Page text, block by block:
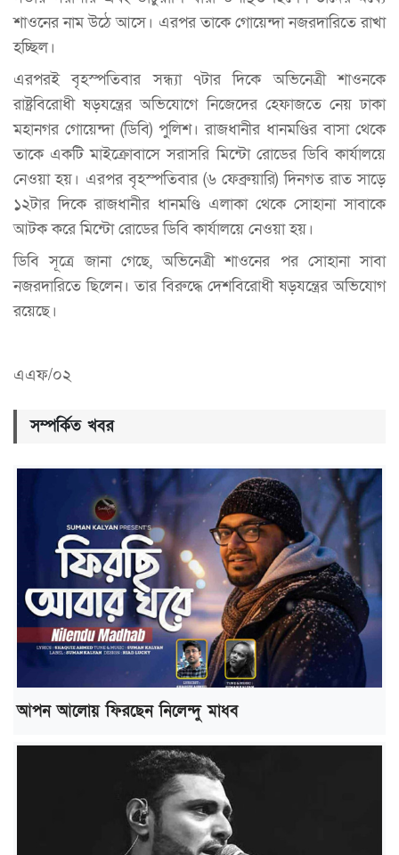
শাওনের নাম উঠে আসে। এরপর তাকে গোয়েন্দা নজরদারিতে রাখা
হচ্ছিল।
এরপরই বৃহস্পতিবার সন্ধ্যা ৭টার দিকে অভিনেত্রী শাওনকে
রাষ্ট্রবিরোধী ষড়যন্ত্রের অভিযোগে নিজেদের হেফাজতে নেয় ঢাকা
মহানগর গোয়েন্দা (ডিবি) পুলিশ। রাজধানীর ধানমণ্ডির বাসা থেকে
তাকে একটি মাইক্রোবাসে সরাসরি মিন্টো রোডের ডিবি কার্যালয়ে
নেওয়া হয়। এরপর বৃহস্পতিবার (৬ ফেব্রুয়ারি) দিনগত রাত সাড়ে
১২টার দিকে রাজধানীর ধানমণ্ডি এলাকা থেকে সোহানা সাবাকে
আটক করে মিন্টো রোডের ডিবি কার্যালয়ে নেওয়া হয়।
ডিবি সূত্রে জানা গেছে, অভিনেত্রী শাওনের পর সোহানা সাবা
নজরদারিতে ছিলেন। তার বিরুদ্ধে দেশবিরোধী ষড়যন্ত্রের অভিযোগ
রয়েছে।
এএফ/০২
সম্পর্কিত খবর
আপন আলোয় ফিরছেন নিলেন্দু মাধব